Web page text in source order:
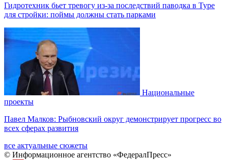
Гидротехник бьет тревогу из-за последствий паводка в Туре
для стройки: поймы должны стать парками
Национальные
проекты
Павел Малков: Рыбновский округ демонстрирует прогресс во
всех сферах развития
все актуальные сюжеты
© Информационное агентство «ФедералПресс»